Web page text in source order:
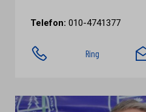
Telefon: 010-4741377
Ring